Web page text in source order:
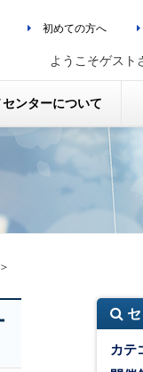
初めての方へ
ようこそゲスト
センターについて
カテ